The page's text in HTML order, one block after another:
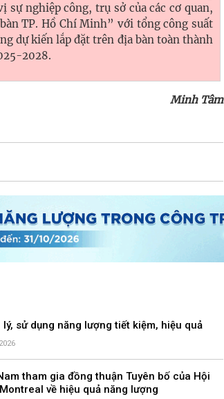
nghiệp công, trụ sở của các cơ quan,
TP. Hồ Chí Minh” với tổng công suất
dự kiến lắp đặt trên địa bàn toàn thành
2028.
Minh Tâm
lý, sử dụng năng lượng tiết kiệm, hiệu quả
tham gia đồng thuận Tuyên bố của Hội
về hiệu quả năng lượng